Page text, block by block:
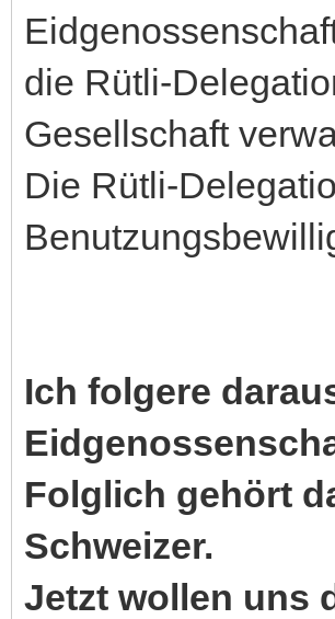
die Rütli-
Gesellschaft
Die Rütli-
Ich folgere
Folglich gehört
Schweizer.
Jetzt wollen uns